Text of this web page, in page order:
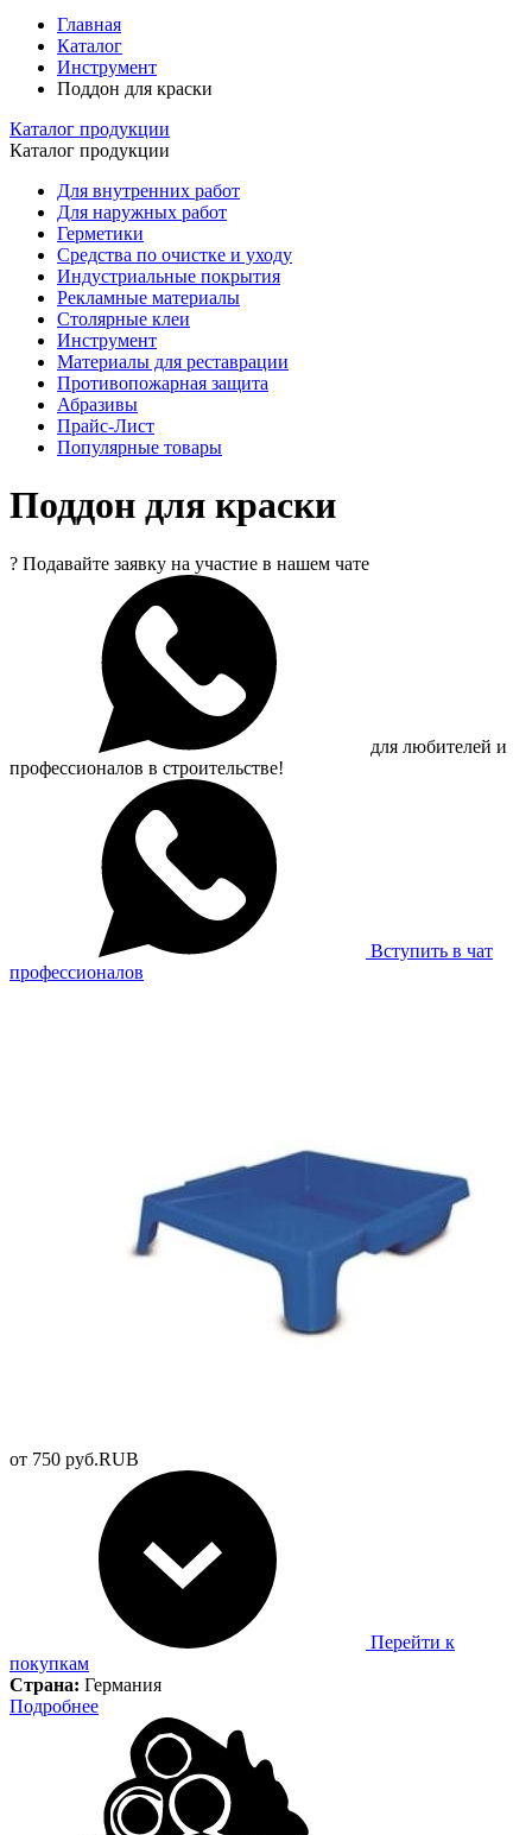
Главная
Каталог
Инструмент
Поддон для краски
Каталог продукции
Каталог продукции
Для внутренних работ
Для наружных работ
Герметики
Средства по очистке и уходу
Индустриальные покрытия
Рекламные материалы
Столярные клеи
Инструмент
Материалы для реставрации
Противопожарная защита
Абразивы
Прайс-Лист
Популярные товары
Поддон для краски
? Подавайте заявку на участие в нашем чате
для любителей и
профессионалов в строительстве!
Вступить в чат
профессионалов
от 750 руб.RUB
Перейти к
покупкам
Страна: Германия
Подробнее